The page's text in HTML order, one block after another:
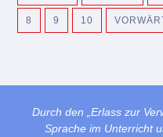
8 9 10
Durch den „Erlass zur
Sprache im Unterricht